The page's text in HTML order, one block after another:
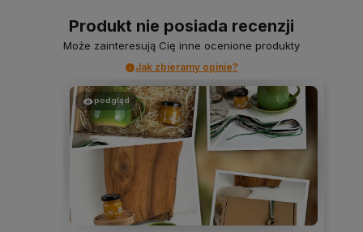
Produkt nie posiada recenzji
Może zainteresują Cię inne ocenione produkty
Jak zbieramy opinie?
podgląd